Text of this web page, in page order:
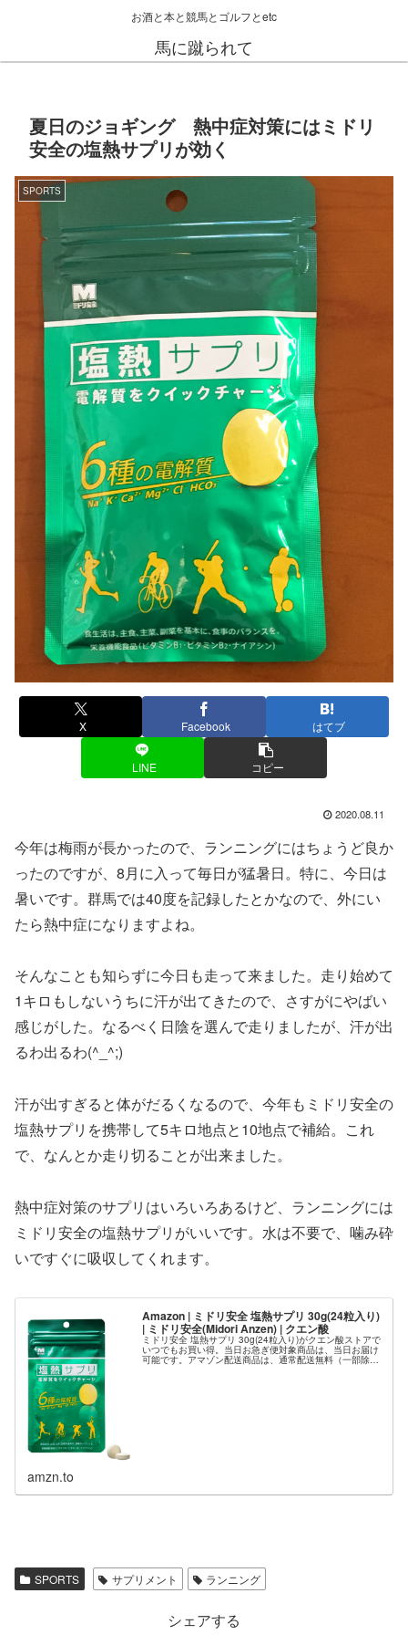
お酒と本と競馬とゴルフとetc
馬に蹴られて
夏日のジョギング 熱中症対策にはミドリ
安全の塩熱サプリが効く
SPORTS
X Facebook はてブ
LINE コピー
2020.08.11
今年は梅雨が長かったので、ランニングにはちょうど良か
ったのですが、8月に入って毎日が猛暑日。特に、今日は
暑いです。群馬では40度を記録したとかなので、外にい
たら熱中症になりますよね。
そんなことも知らずに今日も走って来ました。走り始めて
1キロもしないうちに汗が出てきたので、さすがにやばい
感じがした。なるべく日陰を選んで走りましたが、汗が出
るわ出るわ(^_^;)
汗が出すぎると体がだるくなるので、今年もミドリ安全の
塩熱サプリを携帯して5キロ地点と10地点で補給。これ
で、なんとか走り切ることが出来ました。
熱中症対策のサプリはいろいろあるけど、ランニングには
ミドリ安全の塩熱サプリがいいです。水は不要で、噛み砕
いですぐに吸収してくれます。
Amazon | ミドリ安全 塩熱サプリ 30g(24粒入り)
| ミドリ安全(Midori Anzen) | クエン酸
ミドリ安全 塩熱サプリ 30g(24粒入り)がクエン酸ストアで
いつでもお買い得。当日お急ぎ便対象商品は、当日お届け
可能です。アマゾン配送商品は、通常配送無料（一部除
amzn.to
SPORTS サプリメント ランニング
シェアする